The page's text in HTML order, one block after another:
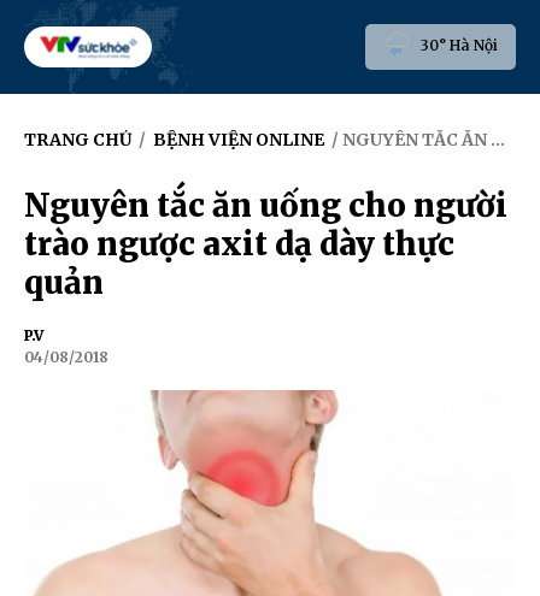
30° Hà Nội
TRANG CHỦ / BỆNH VIỆN ONLINE / NGUYÊN TẮC ĂN UỐNG CHO NGƯỜI TRÀO NGƯỢC AXIT DẠ DÀY THỰC QUẢN
Nguyên tắc ăn uống cho người
trào ngược axit dạ dày thực
quản
P.V
04/08/2018